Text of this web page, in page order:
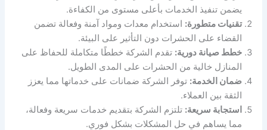
يضمن تنفيذ الخدمات بأعلى مستوى من الكفاءة.
تقنيات متطورة: استخدام معدات ومواد آمنة وفعالة تضمن
القضاء على الحشرات دون التأثير على البيئة.
خطط صيانة دورية: تقدم الشركة خططًا متكاملة للحفاظ على
المنازل خالية من الحشرات على المدى الطويل.
ضمان الخدمة: توفر الشركة ضمانات على خدماتها مما يعزز
الثقة بين العملاء.
استجابة سريعة: تلتزم الشركة بتقديم خدمات سريعة وفعالة،
مما يساهم في حل المشكلات بشكل فوري.